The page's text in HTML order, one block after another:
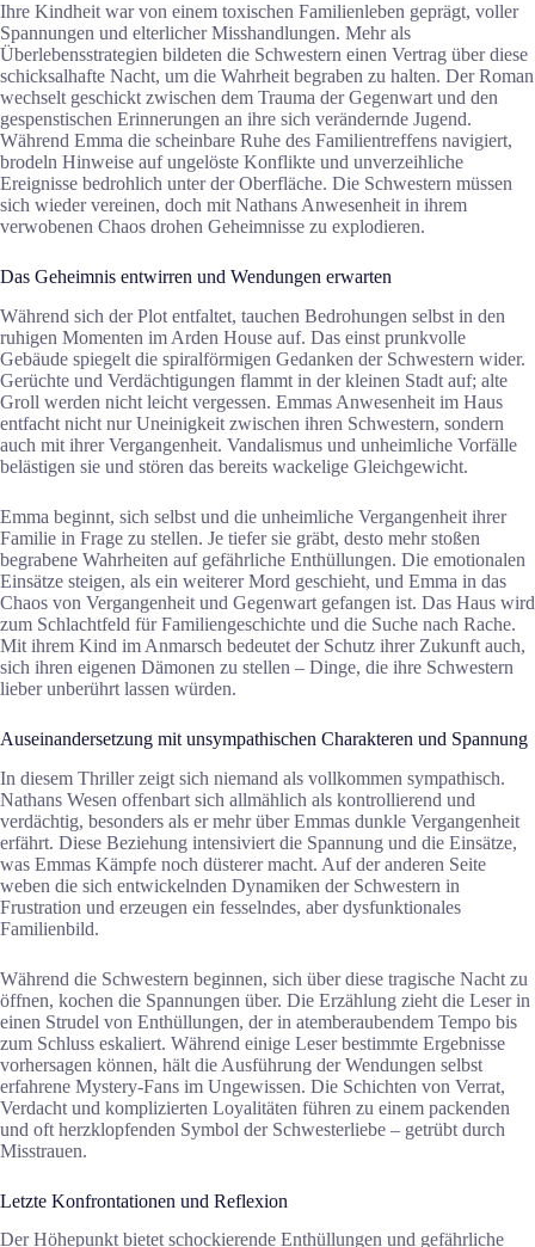
Ihre Kindheit war von einem toxischen Familienleben geprägt, voller
Spannungen und elterlicher Misshandlungen. Mehr als
Überlebensstrategien bildeten die Schwestern einen Vertrag über diese
schicksalhafte Nacht, um die Wahrheit begraben zu halten. Der Roman
wechselt geschickt zwischen dem Trauma der Gegenwart und den
gespenstischen Erinnerungen an ihre sich verändernde Jugend.
Während Emma die scheinbare Ruhe des Familientreffens navigiert,
brodeln Hinweise auf ungelöste Konflikte und unverzeihliche
Ereignisse bedrohlich unter der Oberfläche. Die Schwestern müssen
sich wieder vereinen, doch mit Nathans Anwesenheit in ihrem
verwobenen Chaos drohen Geheimnisse zu explodieren.
Das Geheimnis entwirren und Wendungen erwarten
Während sich der Plot entfaltet, tauchen Bedrohungen selbst in den
ruhigen Momenten im Arden House auf. Das einst prunkvolle
Gebäude spiegelt die spiralförmigen Gedanken der Schwestern wider.
Gerüchte und Verdächtigungen flammt in der kleinen Stadt auf; alte
Groll werden nicht leicht vergessen. Emmas Anwesenheit im Haus
entfacht nicht nur Uneinigkeit zwischen ihren Schwestern, sondern
auch mit ihrer Vergangenheit. Vandalismus und unheimliche Vorfälle
belästigen sie und stören das bereits wackelige Gleichgewicht.
Emma beginnt, sich selbst und die unheimliche Vergangenheit ihrer
Familie in Frage zu stellen. Je tiefer sie gräbt, desto mehr stoßen
begrabene Wahrheiten auf gefährliche Enthüllungen. Die emotionalen
Einsätze steigen, als ein weiterer Mord geschieht, und Emma in das
Chaos von Vergangenheit und Gegenwart gefangen ist. Das Haus wird
zum Schlachtfeld für Familiengeschichte und die Suche nach Rache.
Mit ihrem Kind im Anmarsch bedeutet der Schutz ihrer Zukunft auch,
sich ihren eigenen Dämonen zu stellen – Dinge, die ihre Schwestern
lieber unberührt lassen würden.
Auseinandersetzung mit unsympathischen Charakteren und Spannung
In diesem Thriller zeigt sich niemand als vollkommen sympathisch.
Nathans Wesen offenbart sich allmählich als kontrollierend und
verdächtig, besonders als er mehr über Emmas dunkle Vergangenheit
erfährt. Diese Beziehung intensiviert die Spannung und die Einsätze,
was Emmas Kämpfe noch düsterer macht. Auf der anderen Seite
weben die sich entwickelnden Dynamiken der Schwestern in
Frustration und erzeugen ein fesselndes, aber dysfunktionales
Familienbild.
Während die Schwestern beginnen, sich über diese tragische Nacht zu
öffnen, kochen die Spannungen über. Die Erzählung zieht die Leser in
einen Strudel von Enthüllungen, der in atemberaubendem Tempo bis
zum Schluss eskaliert. Während einige Leser bestimmte Ergebnisse
vorhersagen können, hält die Ausführung der Wendungen selbst
erfahrene Mystery-Fans im Ungewissen. Die Schichten von Verrat,
Verdacht und komplizierten Loyalitäten führen zu einem packenden
und oft herzklopfenden Symbol der Schwesterliebe – getrübt durch
Misstrauen.
Letzte Konfrontationen und Reflexion
Der Höhepunkt bietet schockierende Enthüllungen und gefährliche